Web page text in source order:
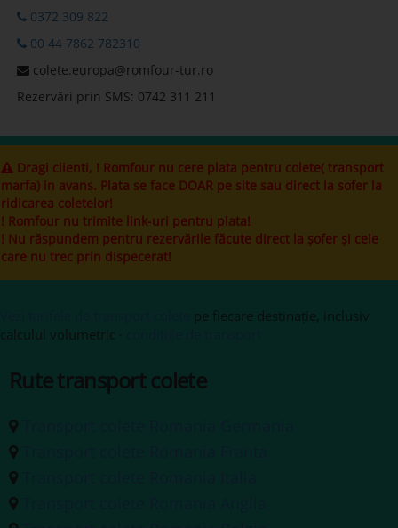
0372 309 822
00 44 7862 782310
colete.europa@romfour-tur.ro
Rezervări prin SMS: 0742 311 211
Dragi clienti, ! Romfour nu cere plata pentru colete( transport
marfa) in avans. Plata se face DOAR pe site sau direct la sofer la
ridicarea coletelor!
! Romfour nu trimite link-uri pentru plata!
! Nu răspundem pentru rezervările făcute direct la șofer și cele
care nu trec prin dispecerat!
pe fiecare destinație, inclusiv
calculul volumetric ·
Rute transport colete